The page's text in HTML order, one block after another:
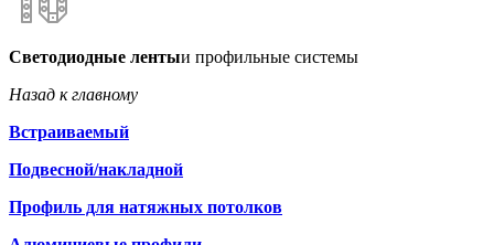
Светодиодные лентыи профильные системы
Назад к главному
Встраиваемый
Подвесной/накладной
Профиль для натяжных потолков